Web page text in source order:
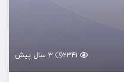
۲۳۴۱ ۳ سال پیش